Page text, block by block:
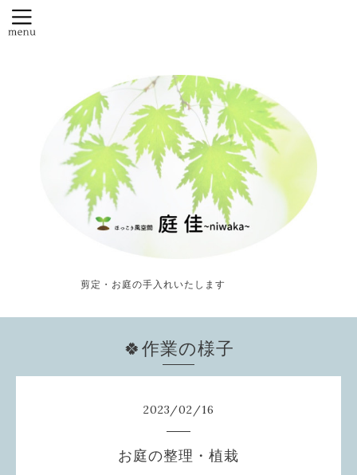
剪定・お庭の手入れいたします
🍀作業の様子
2023/02/16
お庭の整理・植栽